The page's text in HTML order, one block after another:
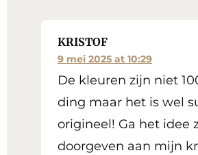
KRISTOF
9 mei 2025 at 10:29
De kleuren zijn niet
ding maar het is wel
origineel! Ga het idee
doorgeven aan mijn